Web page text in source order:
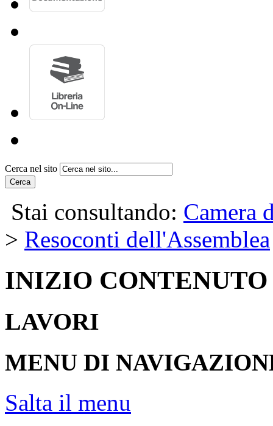
Cerca nel sito
Cerca
Stai consultando: Camera
> Resoconti dell'Assemblea
INIZIO CONTENUTO
LAVORI
MENU DI
Salta il menu